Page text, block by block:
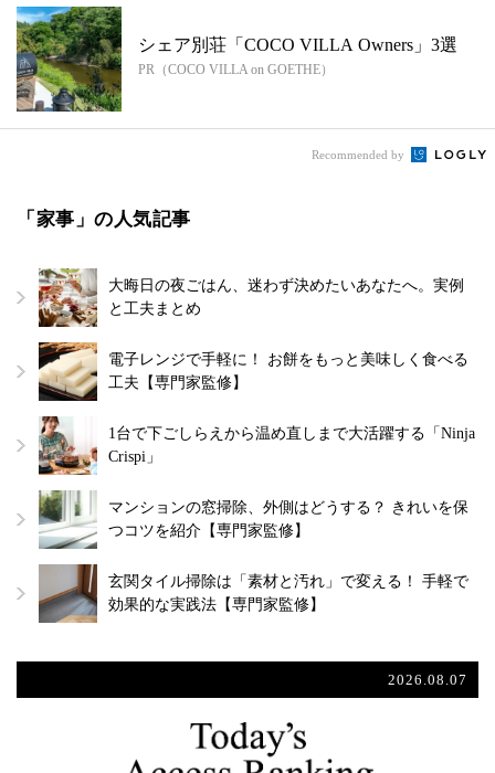
シェア別荘「COCO VILLA Owners」3選
PR（COCO VILLA on GOETHE）
Recommended by
「家事」の人気記事
大晦日の夜ごはん、迷わず決めたいあなたへ。実例
と工夫まとめ
電子レンジで手軽に！ お餅をもっと美味しく食べる
工夫【専門家監修】
1台で下ごしらえから温め直しまで大活躍する「Ninja
Crispi」
マンションの窓掃除、外側はどうする？ きれいを保
つコツを紹介【専門家監修】
玄関タイル掃除は「素材と汚れ」で変える！ 手軽で
効果的な実践法【専門家監修】
2026.08.07